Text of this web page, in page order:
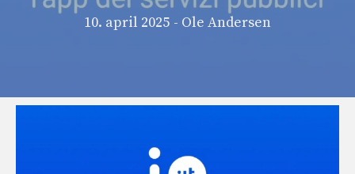
10. april 2025 - Ole Andersen